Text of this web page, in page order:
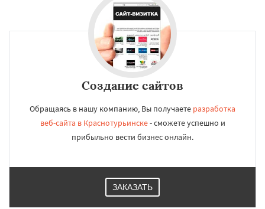
Создание сайтов
Обращаясь в нашу компанию, Вы получаете разработка
веб-сайта в Краснотурьинске- сможете успешно и
прибыльно вести бизнес онлайн.
ЗАКАЗАТЬ